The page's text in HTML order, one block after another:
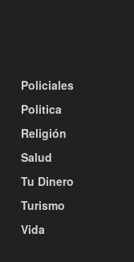
Policiales
Politica
Religión
Salud
Tu Dinero
Turismo
Vida